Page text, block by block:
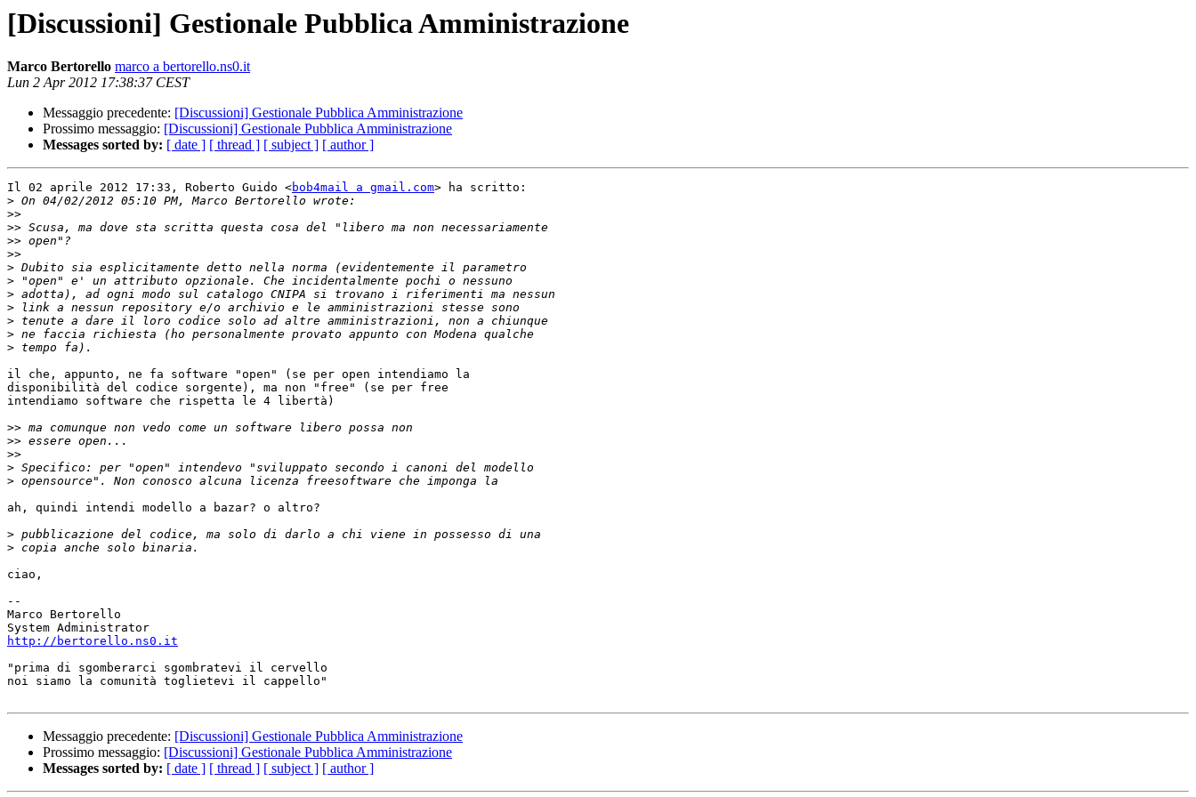
[Discussioni] Gestionale Pubblica Amministrazione
Marco Bertorello marco a bertorello.ns0.it
Lun 2 Apr 2012 17:38:37 CEST
Messaggio precedente: [Discussioni] Gestionale Pubblica Amministrazione
Prossimo messaggio: [Discussioni] Gestionale Pubblica Amministrazione
Messages sorted by: [ date ] [ thread ] [ subject ] [ author ]
Il 02 aprile 2012 17:33, Roberto Guido <bob4mail a gmail.com> ha scritto:
>
>>
>>
>>
>>
>
>
>
>
>
>
>
il che, appunto, ne fa software "open" (se per open intendiamo la
disponibilità del codice sorgente), ma non "free" (se per free
intendiamo software che rispetta le 4 libertà)
>>
>>
>>
>
>
ah, quindi intendi modello a bazar? o altro?
>
>
ciao,
--
Marco Bertorello
http://bertorello.ns0.it
"prima di sgomberarci sgombratevi il cervello
noi siamo la comunità toglietevi il cappello"
Messaggio precedente: [Discussioni] Gestionale Pubblica Amministrazione
Prossimo messaggio: [Discussioni] Gestionale Pubblica Amministrazione
Messages sorted by: [ date ] [ thread ] [ subject ] [ author ]